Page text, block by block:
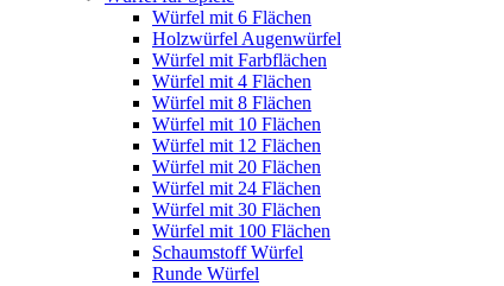
Würfel mit 6 Flächen
Holzwürfel Augenwürfel
Würfel mit Farbflächen
Würfel mit 4 Flächen
Würfel mit 8 Flächen
Würfel mit 10 Flächen
Würfel mit 12 Flächen
Würfel mit 20 Flächen
Würfel mit 24 Flächen
Würfel mit 30 Flächen
Würfel mit 100 Flächen
Schaumstoff Würfel
Runde Würfel